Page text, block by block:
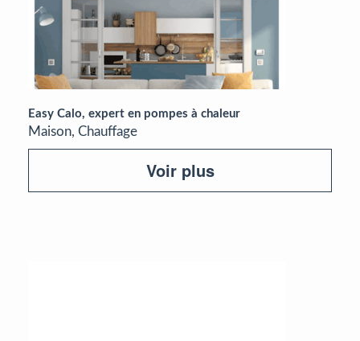
Easy Calo, expert en pompes à chaleur
Maison, Chauffage
Voir plus